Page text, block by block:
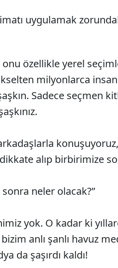
uygulamak
onu özellikle yerel
milyonlarca
Sadece seçmen
alıp birbirimize
neler olacak?”
yok. O kadar ki
anlı şanlı havuz
da şaşırdı kaldı!